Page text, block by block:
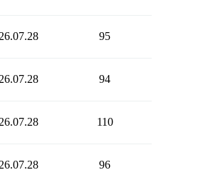
95
94
110
96